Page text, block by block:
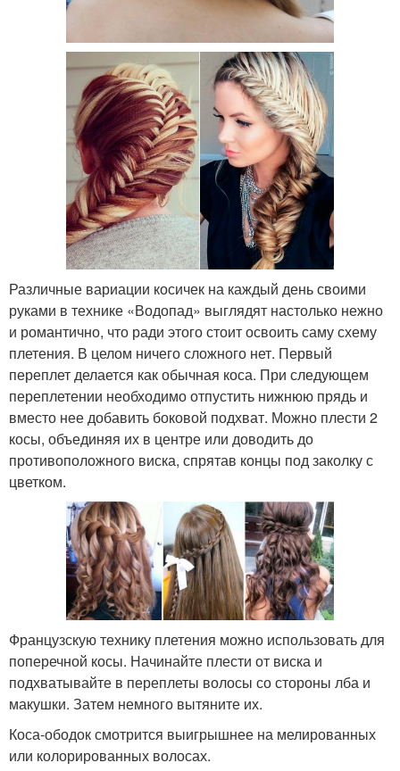
Различные вариации косичек на каждый день своими
руками в технике «Водопад» выглядят настолько нежно
и романтично, что ради этого стоит освоить саму схему
плетения. В целом ничего сложного нет. Первый
переплет делается как обычная коса. При следующем
переплетении необходимо отпустить нижнюю прядь и
вместо нее добавить боковой подхват. Можно плести 2
косы, объединяя их в центре или доводить до
противоположного виска, спрятав концы под заколку с
цветком.
Французскую технику плетения можно использовать для
поперечной косы. Начинайте плести от виска и
подхватывайте в переплеты волосы со стороны лба и
макушки. Затем немного вытяните их.
Коса-ободок смотрится выигрышнее на мелированных
или колорированных волосах.